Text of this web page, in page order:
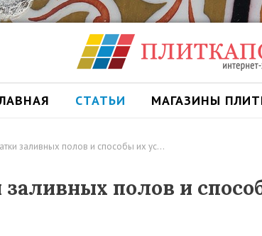
СТАТЬИ МАГАЗИНЫ
заливных полов и способы их ус…
полов и